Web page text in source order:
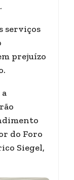
serviços
prejuízo
do Foro
Siegel,